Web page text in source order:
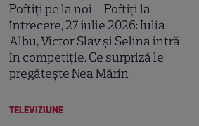
Poftiți pe la noi – Poftiți la
întrecere, 27 iulie 2026: Iulia
Albu, Victor Slav și Selina intră
în competiție. Ce surpriză le
pregătește Nea Mărin
TELEVIZIUNE